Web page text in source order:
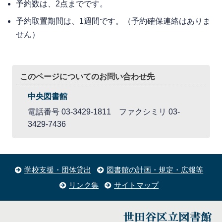
予約数は、2点までです。
予約取置期間は、1週間です。（予約確保連絡はありま
せん）
このページについてのお問い合わせ先
中央図書館
電話番号 03-3429-1811 ファクシミリ 03-
3429-7436
学校支援・団体貸出
図書館の計画・規定・広報等
リンク集
サイトマップ